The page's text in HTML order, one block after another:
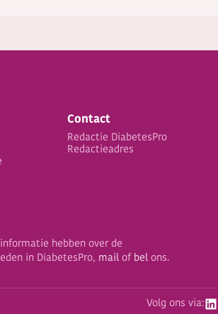
hebben over de
in DiabetesPro, mail of bel ons.
Contact
Redactie DiabetesPro
Redactieadres
Volg ons via: